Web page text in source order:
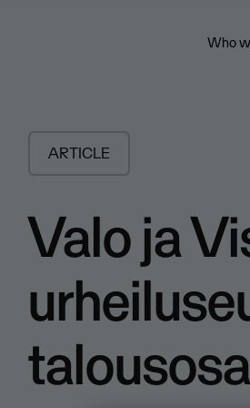
Who
ARTICLE
Valo ja